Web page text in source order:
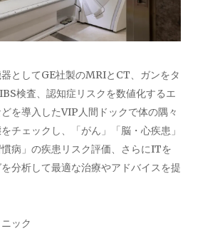
としてGE社製のMRIとCT、ガンをタ
検査、認知症リスクを数値化するエ
を導入したVIP人間ドックで体の隅々
チェックし、「がん」「脳・心疾患」
慣病」の疾患リスク評価、さらにITを
分析して最適な治療やアドバイスを提
ック